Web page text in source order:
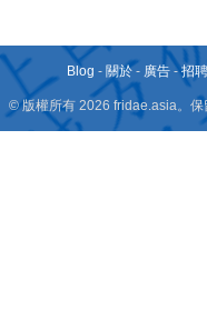
Blog - 關於 - 廣告 -招
© 版權所有 2026 fridae.asia。